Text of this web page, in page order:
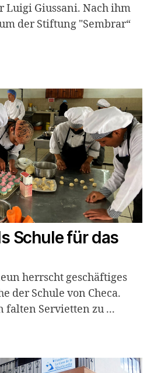
Luigi Giussani. Nach ihm
der Stiftung "Sembrar“
Schule für das
herrscht geschäftiges
der Schule von Checa.
falten Servietten zu ...